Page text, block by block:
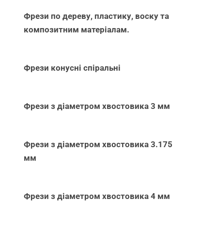
Фрези по дереву, пластику, воску та
композитним матеріалам.
Фрези конусні спіральні
Фрези з діаметром хвостовика 3 мм
Фрези з діаметром хвостовика 3.175
мм
Фрези з діаметром хвостовика 4 мм